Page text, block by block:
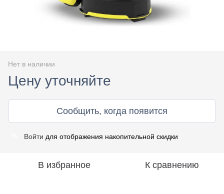
Нет в наличии
Цену уточняйте
Сообщить, когда появится
Войти для отображения накопительной скидки
В избранное К сравнению